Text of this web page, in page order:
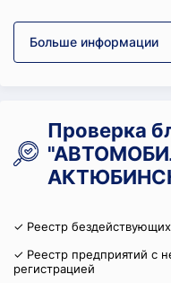
Больше информации
Проверка
✓ Реестр
✓ Реестр предприятий с
регистрацией